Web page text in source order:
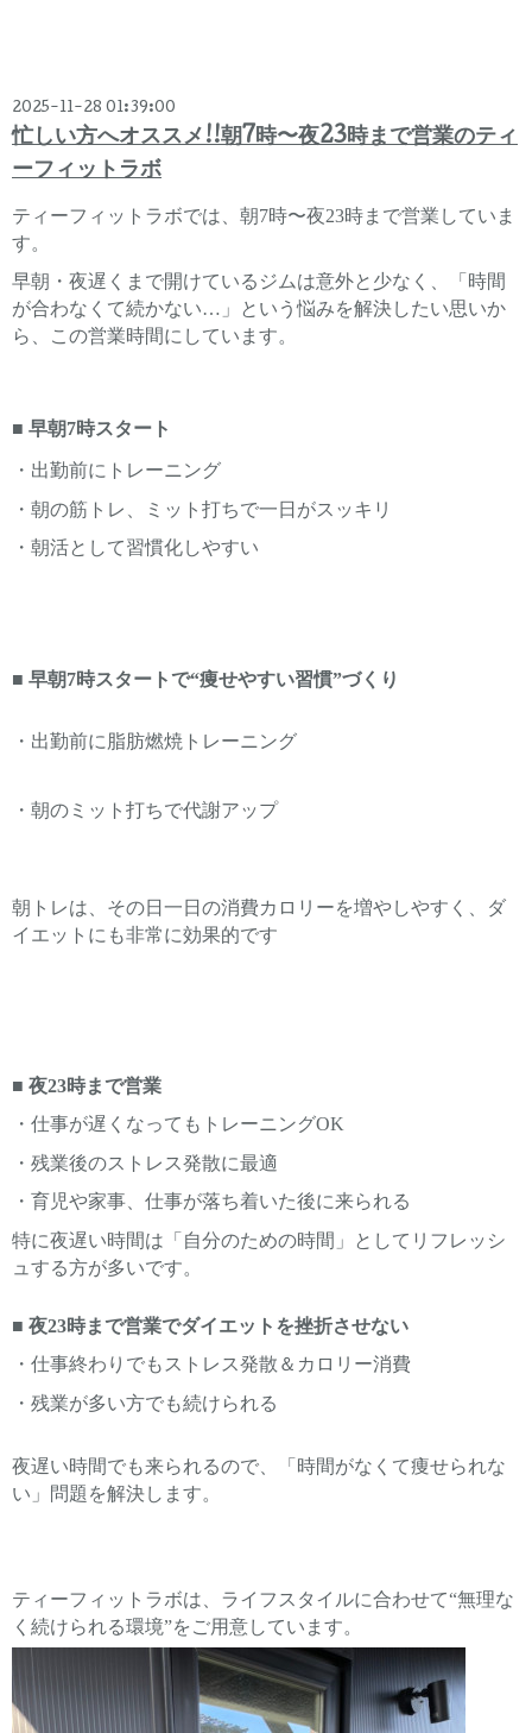
2025-11-28 01:39:00
忙しい方へオススメ!!朝7時〜夜23時まで営業のティ
ーフィットラボ
ティーフィットラボでは、朝7時〜夜23時まで営業していま
す。
早朝・夜遅くまで開けているジムは意外と少なく、「時間
が合わなくて続かない…」という悩みを解決したい思いか
ら、この営業時間にしています。
■ 早朝7時スタート
・出勤前にトレーニング
・朝の筋トレ、ミット打ちで一日がスッキリ
・朝活として習慣化しやすい
■ 早朝7時スタートで“痩せやすい習慣”づくり
・出勤前に脂肪燃焼トレーニング
・朝のミット打ちで代謝アップ
朝トレは、その日一日の消費カロリーを増やしやすく、ダ
イエットにも非常に効果的です
■ 夜23時まで営業
・仕事が遅くなってもトレーニングOK
・残業後のストレス発散に最適
・育児や家事、仕事が落ち着いた後に来られる
特に夜遅い時間は「自分のための時間」としてリフレッシ
ュする方が多いです。
■ 夜23時まで営業でダイエットを挫折させない
・仕事終わりでもストレス発散＆カロリー消費
・残業が多い方でも続けられる
夜遅い時間でも来られるので、「時間がなくて痩せられな
い」問題を解決します。
ティーフィットラボは、ライフスタイルに合わせて“無理な
く続けられる環境”をご用意しています。